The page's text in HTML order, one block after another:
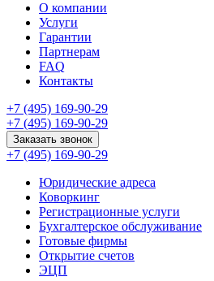
О компании
Услуги
Гарантии
Партнерам
FAQ
Контакты
+7 (495) 169-90-29
+7 (495) 169-90-29
Заказать звонок
+7 (495) 169-90-29
Юридические адреса
Коворкинг
Регистрационные услуги
Бухгалтерское обслуживание
Готовые фирмы
Открытие счетов
ЭЦП